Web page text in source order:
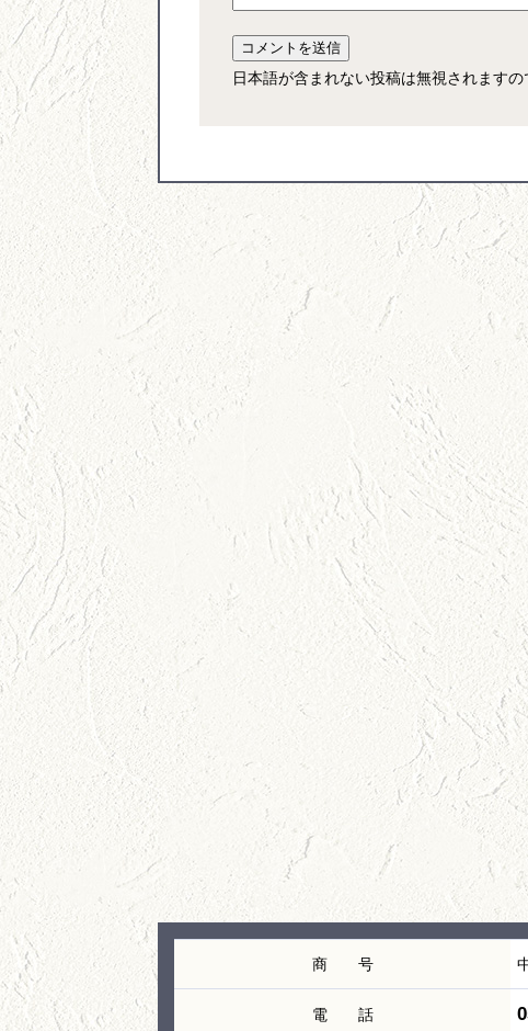
日本語が含まれない投稿は無視されます
商 号
電 話